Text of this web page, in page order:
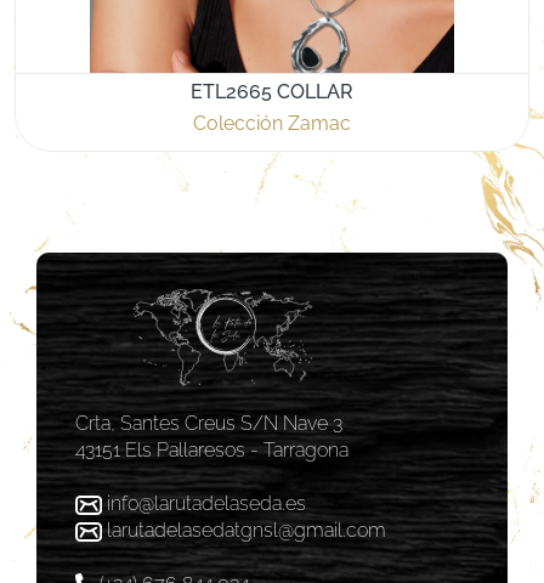
ETL2665 COLLAR
Colección Zamac
Crta, Santes Creus S/N Nave 3
43151 Els Pallaresos - Tarragona
info@larutadelaseda.es
larutadelasedatgnsl@gmail.com